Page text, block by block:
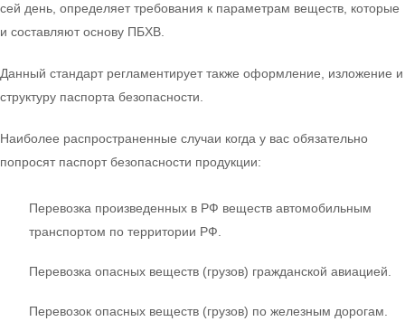
сей день, определяет требования к параметрам веществ, которые
и составляют основу ПБХВ.
Данный стандарт регламентирует также оформление, изложение и
структуру паспорта безопасности.
Наиболее распространенные случаи когда у вас обязательно
попросят паспорт безопасности продукции:
Перевозка произведенных в РФ веществ автомобильным
транспортом по территории РФ.
Перевозка опасных веществ (грузов) гражданской авиацией.
Перевозок опасных веществ (грузов) по железным дорогам.